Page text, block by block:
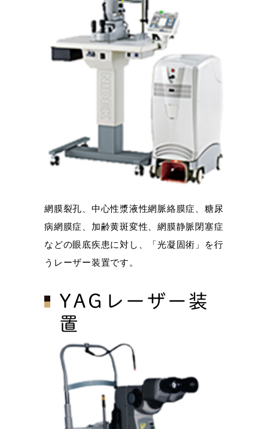
網膜裂孔、中心性漿液性網脈絡膜症、糖尿
病網膜症、加齢黄斑変性、網膜静脈閉塞症
などの眼底疾患に対し、「光凝固術」を行
うレーザー装置です。
YAGレーザー装
置